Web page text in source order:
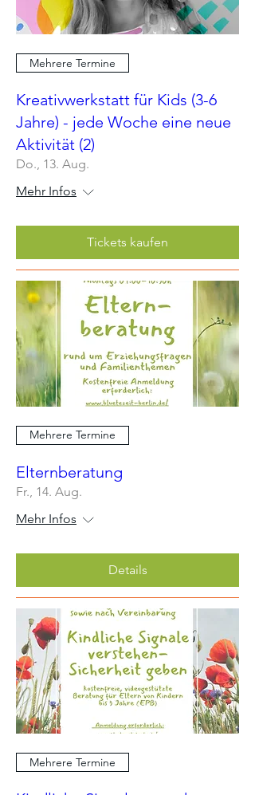
Mehrere Termine
Kreativwerkstatt für Kids (3-6
Jahre) - jede Woche eine neue
Aktivität (2)
Do., 13. Aug.
Mehr Infos
Tickets kaufen
Mehrere Termine
Elternberatung
Fr., 14. Aug.
Mehr Infos
Details
Mehrere Termine